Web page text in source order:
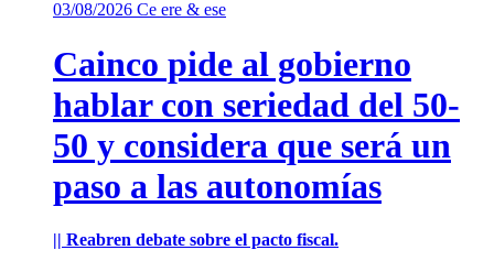
03/08/2026 Ce ere & ese
Cainco pide al gobierno
hablar con seriedad del 50-
50 y considera que será un
paso a las autonomías
|| Reabren debate sobre el pacto fiscal.